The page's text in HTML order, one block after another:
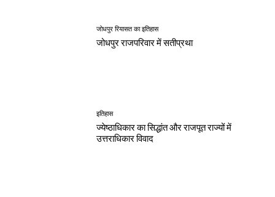
जोधपुर रियासत का इतिहास
जोधपुर राजपरिवार में सतीप्रथा
इतिहास
ज्येष्ठाधिकार का सिद्धांत और राजपूत राज्यों में
उत्तराधिकार विवाद